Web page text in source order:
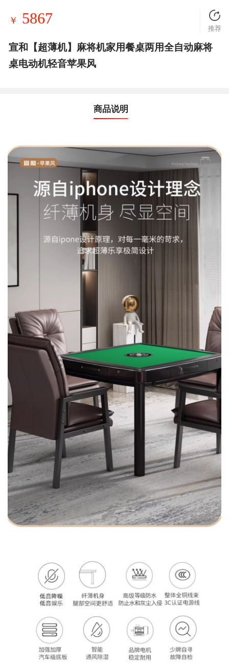
￥ 5867
推荐
宣和【超薄机】麻将机家用餐桌两用全自动麻将
桌电动机轻音苹果风
商品说明